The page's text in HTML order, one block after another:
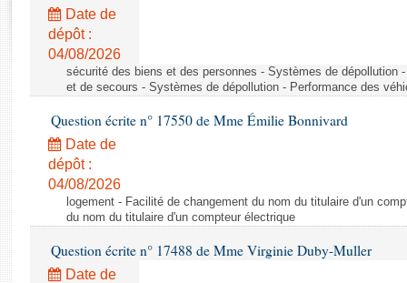
Rapports législatifs
Rapports sur l'application des lois
Baromètre de l’application des lois
Dossiers législatifs
Budget et sécurité sociale
Questions écrites et orales
Comptes rendus des débats
Date de
dépôt :
04/08/2026
sécurité des biens et des personnes - Systèmes de dépollution
et de secours - Systèmes de dépollution - Performance des
Question écrite n° 17550 de Mme Émilie Bonnivard
Date de
dépôt :
04/08/2026
logement - Facilité de changement du nom du titulaire d'un
du nom du titulaire d'un compteur électrique
Question écrite n° 17488 de Mme Virginie Duby-Muller
Date de